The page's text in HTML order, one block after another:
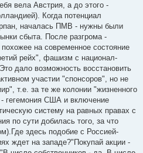
вела Австрия, а до этого -
Когда потенциал
началась ПМВ - нужны были
сбыта. После разгрома -
на современное состояние
рейх", фашизм с национал-
дало возможность восстановить
участии "спонсоров", но не
т.е. за те же колонии "жизненного
- гегемония США и включение
систему на равных правах с
по сути добилась того, за что
здесь подобие с Россией-
ждет на западе?"Покупай акции -